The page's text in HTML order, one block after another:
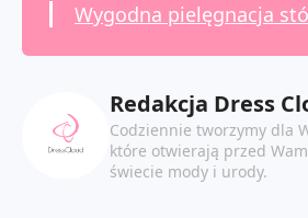
Wygodna pielęgnacja
Redakcja Dress
Codziennie tworzymy dla
które otwierają przed
świecie mody i urody.